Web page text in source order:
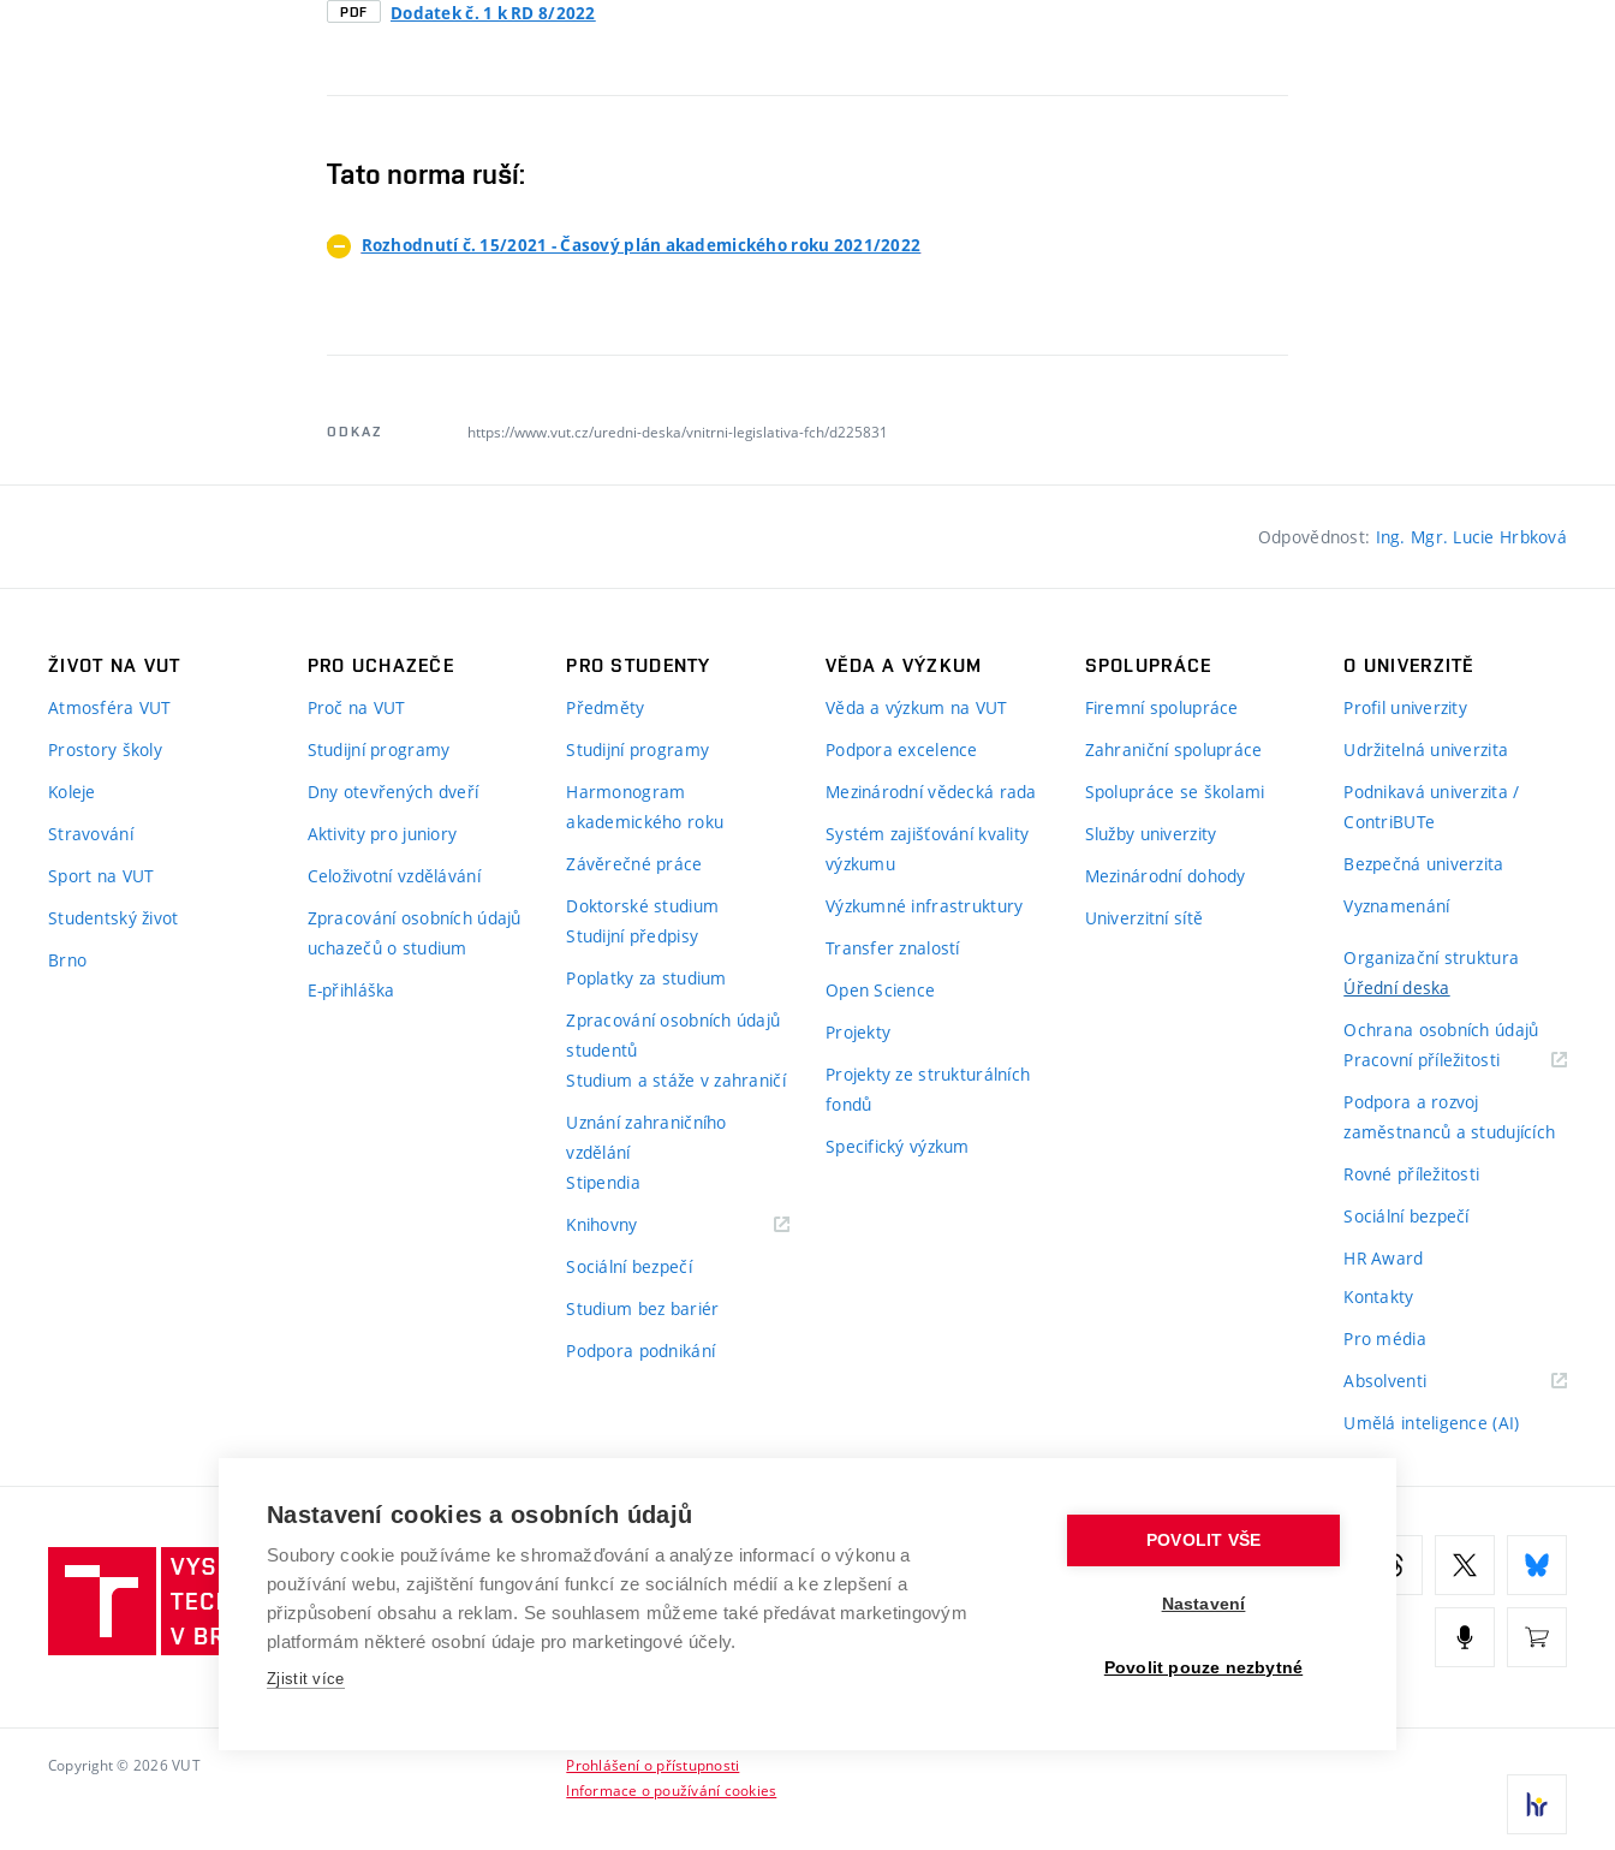
PDF Dodatek č. 1 k RD 8/2022
Tato norma ruší:
Rozhodnutí č. 15/2021 - Časový plán akademického roku 2021/2022
ODKAZ https://www.vut.cz/uredni-deska/vnitrni-legislativa-fch/d225831
Odpovědnost: Ing. Mgr. Lucie Hrbková
ŽIVOT NA VUT
Atmosféra VUT
Prostory školy
Koleje
Stravování
Sport na VUT
Studentský život
Brno
PRO UCHAZEČE
Proč na VUT
Studijní programy
Dny otevřených dveří
Aktivity pro juniory
Celoživotní vzdělávání
Zpracování osobních údajů
uchazečů o studium
E-přihláška
PRO STUDENTY
Předměty
Studijní programy
Harmonogram
akademického roku
Závěrečné práce
Doktorské studium
Studijní předpisy
Poplatky za studium
Zpracování osobních údajů
studentů
Studium a stáže v zahraničí
Uznání zahraničního
vzdělání
Stipendia
Knihovny(externí
Sociální bezpečí
Studium bez bariér
Podpora podnikání
VĚDA A VÝZKUM
Věda a výzkum na VUT
Podpora excelence
Mezinárodní vědecká rada
Systém zajišťování kvality
výzkumu
Výzkumné infrastruktury
Transfer znalostí
Open Science
Projekty
Projekty ze strukturálních
fondů
Specifický výzkum
SPOLUPRÁCE
Firemní spolupráce
Zahraniční spolupráce
Spolupráce se školami
Služby univerzity
Mezinárodní dohody
Univerzitní sítě
O UNIVERZITĚ
Profil univerzity
Udržitelná univerzita
Podnikavá univerzita /
ContriBUTe
Bezpečná univerzita
Vyznamenání
Organizační struktura
Úřední deska
Ochrana osobních údajů
Pracovní příležitosti(externí
Podpora a rozvoj
zaměstnanců a studujících
Rovné příležitosti
Sociální bezpečí
HR Award
Kontakty
Pro média
Absolventi(externí
Umělá inteligence (AI)
Vysoké
učení
technické
v
VYSOKÉ UČENÍ TECHNICKÉ V BRNĚ
Antonínská 548/1
602 00 Brno
www.vut.cz
Copyright © 2026 VUT
Prohlášení o přístupnosti
Informace o používání cookies
Nastavení cookies a osobních údajů
Soubory cookie používáme ke shromažďování a analýze informací o výkonu a
používání webu, zajištění fungování funkcí ze sociálních médií a ke zlepšení a
přizpůsobení obsahu a reklam. Se souhlasem můžeme také předávat marketingovým
platformám některé osobní údaje pro marketingové účely.
Zjistit více
POVOLIT VŠE
Nastavení
Povolit pouze nezbytné